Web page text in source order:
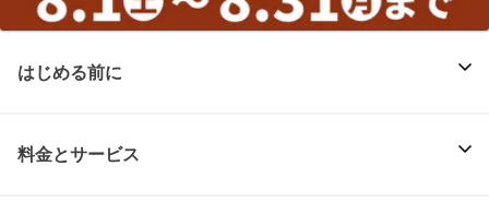
はじめる前に
料金とサービス